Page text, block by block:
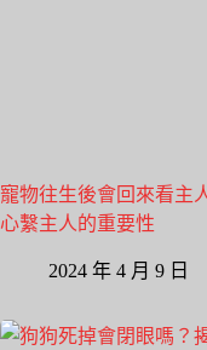
寵物往生後會回來看主
心繫主人的重要性
2024 年 4 月 9 日